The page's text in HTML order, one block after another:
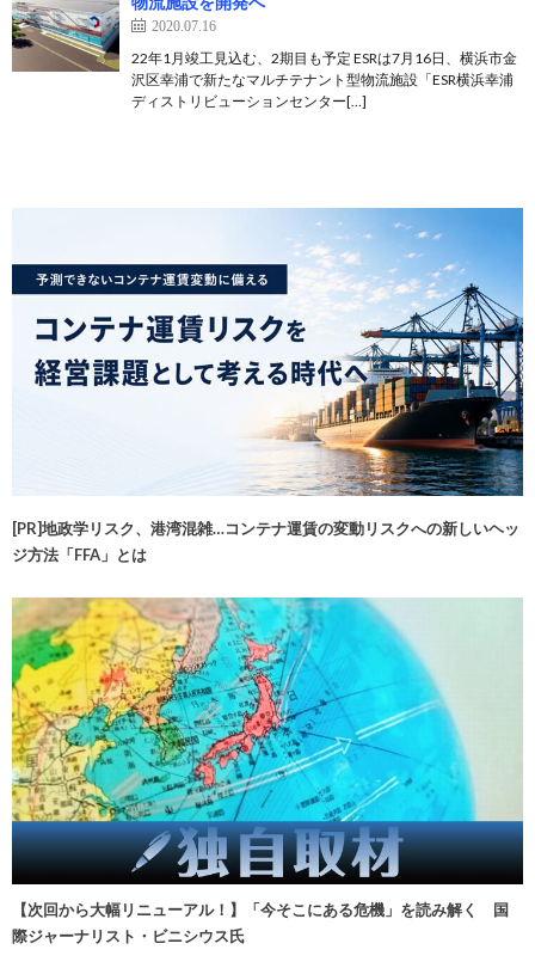
2020.07.16
22年1月竣工見込む、2期目も予定 ESRは7月16日、横浜市金
沢区幸浦で新たなマルチテナント型物流施設「ESR横浜幸浦
ディストリビューションセンター[…]
[PR]地政学リスク、港湾混雑…コンテナ運賃の変動リスクへの新しいヘッ
ジ方法「FFA」とは
【次回から大幅リニューアル！】「今そこにある危機」を読み解く 国
際ジャーナリスト・ビニシウス氏